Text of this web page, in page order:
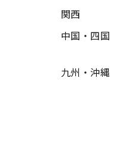
関西
中国・四国
九州・沖縄